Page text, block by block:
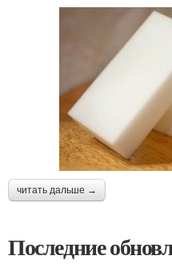
читать дальше →
Последние